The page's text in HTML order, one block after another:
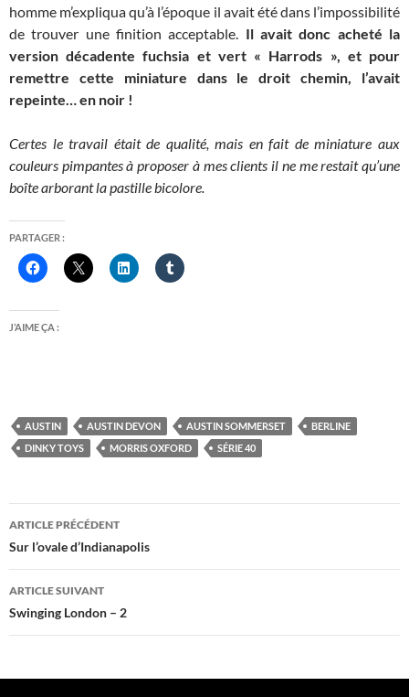
homme m’expliqua qu’à l’époque il avait été dans l’impossibilité
de trouver une finition acceptable. Il avait donc acheté la
version décadente fuchsia et vert « Harrods », et pour
remettre cette miniature dans le droit chemin, l’avait
repeinte… en noir !
Certes le travail était de qualité, mais en fait de miniature aux
couleurs pimpantes à proposer à mes clients il ne me restait qu’une
boîte arborant la pastille bicolore.
PARTAGER :
J’AIME ÇA :
AUSTIN AUSTIN DEVON AUSTIN SOMMERSET
BERLINE
DINKY TOYS
MORRIS OXFORD SÉRIE 40
Navigation
des
articles
ARTICLE PRÉCÉDENT
Sur l’ovale d’Indianapolis
ARTICLE SUIVANT
Swinging London – 2